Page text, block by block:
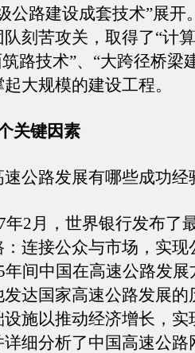
公路建设成套技术”展开
刻苦攻关，取得了“计
路技术”、“大跨径桥梁
大规模的建设工程。
关键因素
公路发展有哪些成功经
2月，世界银行发布了
：连接公众与市场，实
间中国在高速公路发
达国家高速公路发展的
施以推动经济增长，实
细分析了中国高速公路